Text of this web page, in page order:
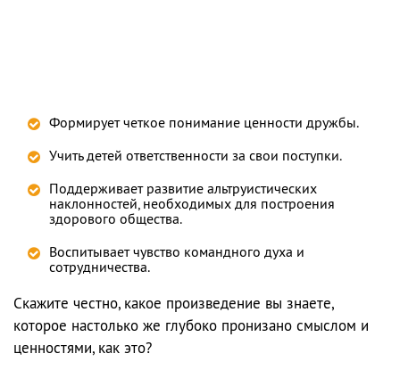
Формирует четкое понимание ценности дружбы.
Учить детей ответственности за свои поступки.
Поддерживает развитие альтруистических
наклонностей, необходимых для построения
здорового общества.
Воспитывает чувство командного духа и
сотрудничества.
Скажите честно, какое произведение вы знаете,
которое настолько же глубоко пронизано смыслом и
ценностями, как это?